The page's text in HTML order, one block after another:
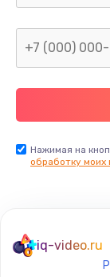
Нажимая на
обработку моих
iq-video.ru